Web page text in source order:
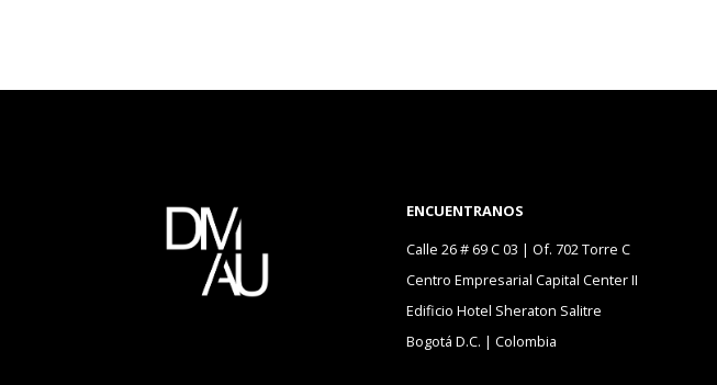
ENCUENTRANOS
Calle 26 # 69 C 03 | Of. 702 Torre C
Centro Empresarial Capital Center II
Edificio Hotel Sheraton Salitre
Bogotá D.C. | Colombia